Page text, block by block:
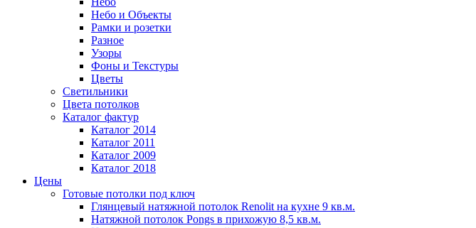
Небо и Объекты
Рамки и розетки
Разное
Узоры
Фоны и Текстуры
Цветы
Светильники
Цвета потолков
Каталог фактур
Каталог 2014
Каталог 2011
Каталог 2009
Каталог 2018
Цены
Готовые потолки под ключ
Глянцевый натяжной потолок Renolit на кухне 9 кв.м.
Натяжной потолок Pongs в прихожую 8,5 кв.м.